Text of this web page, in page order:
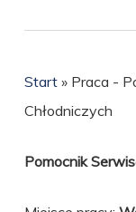
Start» Praca -
Chłodniczych
Pomocnik